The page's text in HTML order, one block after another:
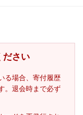
ださい
る場合、寄付履歴
。退会時まで必ず